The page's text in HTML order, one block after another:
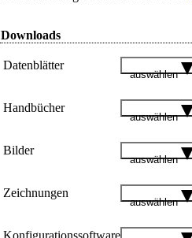
Downloads
Datenblätter
auswählen
Handbücher
auswählen
Bilder
auswählen
Zeichnungen
auswählen